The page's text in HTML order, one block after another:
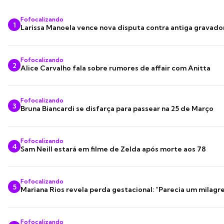
1
Fofocalizando
Larissa Manoela vence nova disputa contra antiga
2
Fofocalizando
Alice Carvalho fala sobre rumores de affair com Anitta
3
Fofocalizando
Bruna Biancardi se disfarça para passear na 25 de Março
4
Fofocalizando
Sam Neill estará em filme de Zelda após morte aos 78
5
Fofocalizando
Mariana Rios revela perda gestacional: "Parecia um
Fofocalizando